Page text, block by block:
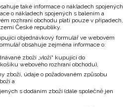
také informace o nákladech spojených
o nákladech spojených s balením a
rozhraní obchodu platí pouze v případech,
České republiky.
objednávkový formulář ve webovém
obsahuje zejména informace o:
zboží „vloží“ kupující do
webového rozhraní obchodu),
zboží, údaje o požadovaném způsobu
a
s dodáním zboží (dále společně jen